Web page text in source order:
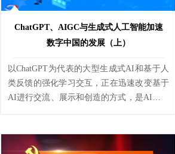
ChatGPT、AIGC与生成式人工智能加速
数字中国的发展（上）
以ChatGPT为代表的大型生成式AI和基于人
类反馈的强化学习交互，正在迅速改变基于
AI进行交流、展示和创造的方式，是AI发展
社会从商业到医疗，从教育到研究，从编程